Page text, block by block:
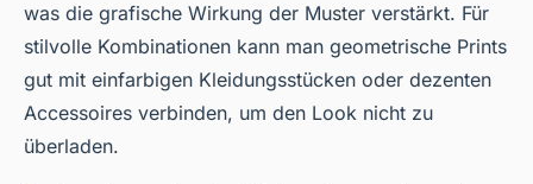
was die grafische Wirkung der Muster verstärkt. Für
stilvolle Kombinationen kann man geometrische Prints
gut mit einfarbigen Kleidungsstücken oder dezenten
Accessoires verbinden, um den Look nicht zu
überladen.